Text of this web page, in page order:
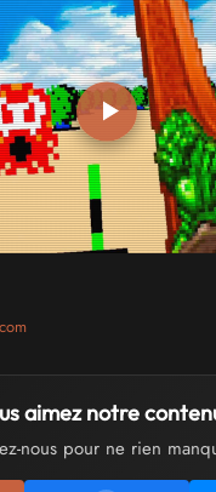
aimez notre
nous pour ne rien